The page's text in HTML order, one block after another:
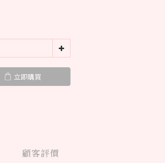
立即購買
顧客評價